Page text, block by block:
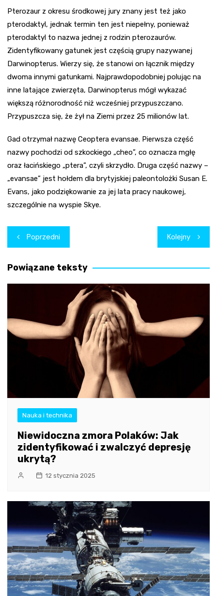
Pterozaur z okresu środkowej jury znany jest też jako
pterodaktyl, jednak termin ten jest niepełny, ponieważ
pterodaktyl to nazwa jednej z rodzin pterozaurów.
Zidentyfikowany gatunek jest częścią grupy nazywanej
Darwinopterus. Wierzy się, że stanowi on łącznik między
dwoma innymi gatunkami. Najprawdopodobniej polując na
inne latające zwierzęta, Darwinopterus mógł wykazać
większą różnorodność niż wcześniej przypuszczano.
Przypuszcza się, że żył na Ziemi przez 25 milionów lat.
Gad otrzymał nazwę Ceoptera evansae. Pierwsza część
nazwy pochodzi od szkockiego „cheo”, co oznacza mgłę
oraz łacińskiego „ptera”, czyli skrzydło. Druga część nazwy –
„evansae” jest hołdem dla brytyjskiej paleontolożki Susan E.
Evans, jako podziękowanie za jej lata pracy naukowej,
szczególnie na wyspie Skye.
Nawigacja
wpisu
Poprzedni Kolejny
Powiązane teksty
Nauka i technika
Niewidoczna zmora Polaków: Jak
zidentyfikować i zwalczyć depresję
ukrytą?
12 stycznia 2025